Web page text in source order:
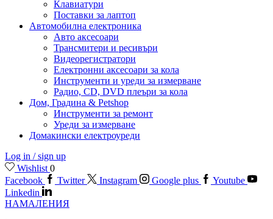
Клавиатури
Поставки за лаптоп
Автомобилна електроника
Авто аксесоари
Трансмитери и ресивъри
Видеорегистратори
Електронни аксесоари за кола
Инструменти и уреди за измерване
Радио, CD, DVD плеъри за кола
Дом, Градина & Petshop
Инструменти за ремонт
Уреди за измерване
Домакински електроуреди
Log in / sign up
Wishlist 0
Facebook
Twitter Instagram Google plus
Youtube
Linkedin
НАМАЛЕНИЯ